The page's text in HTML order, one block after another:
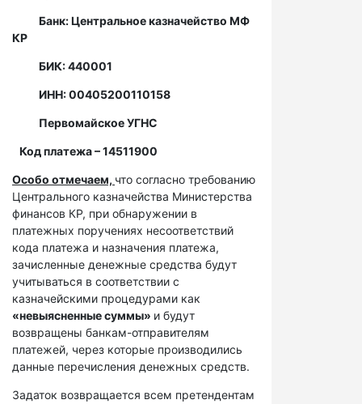
Банк: Центральное казначейство МФ
КР
БИК: 440001
ИНН: 00405200110158
Первомайское УГНС
Код платежа – 14511900
Особо отмечаем, что согласно требованию
Центрального казначейства Министерства
финансов КР, при обнаружении в
платежных поручениях несоответствий
кода платежа и назначения платежа,
зачисленные денежные средства будут
учитываться в соответствии с
казначейскими процедурами как
«невыясненные суммы» и будут
возвращены банкам-отправителям
платежей, через которые производились
данные перечисления денежных средств.
Задаток возвращается всем претендентам